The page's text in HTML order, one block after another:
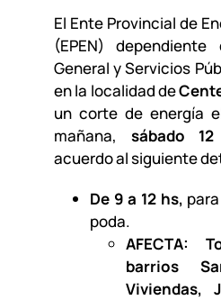
El Ente Provincial de
(EPEN)
General y Servicios
en la localidad de
un corte de energía
mañana, sábado
acuerdo al siguiente
De 9 a 12 hs,
poda.
AFECTA:
barrios
Viviendas,